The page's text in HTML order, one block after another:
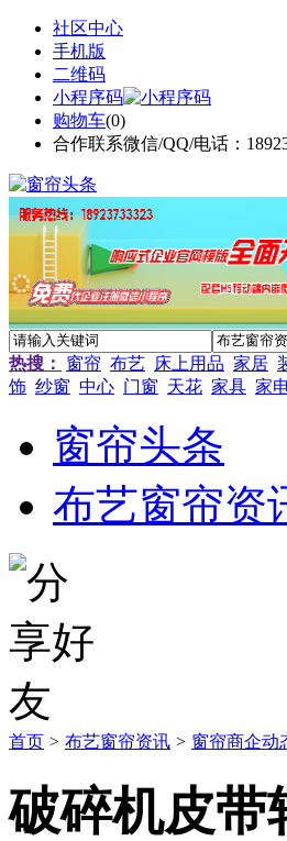
社区中心
手机版
二维码
小程序码
购物车(0)
合作联系微信/QQ/电话：
热搜： 窗帘 布艺 床上用品 家居
饰 纱窗 中心 门窗 天花 家具 家
窗帘头条
布艺窗帘资
首页 > 布艺窗帘资讯 > 窗帘商企动
破碎机皮带